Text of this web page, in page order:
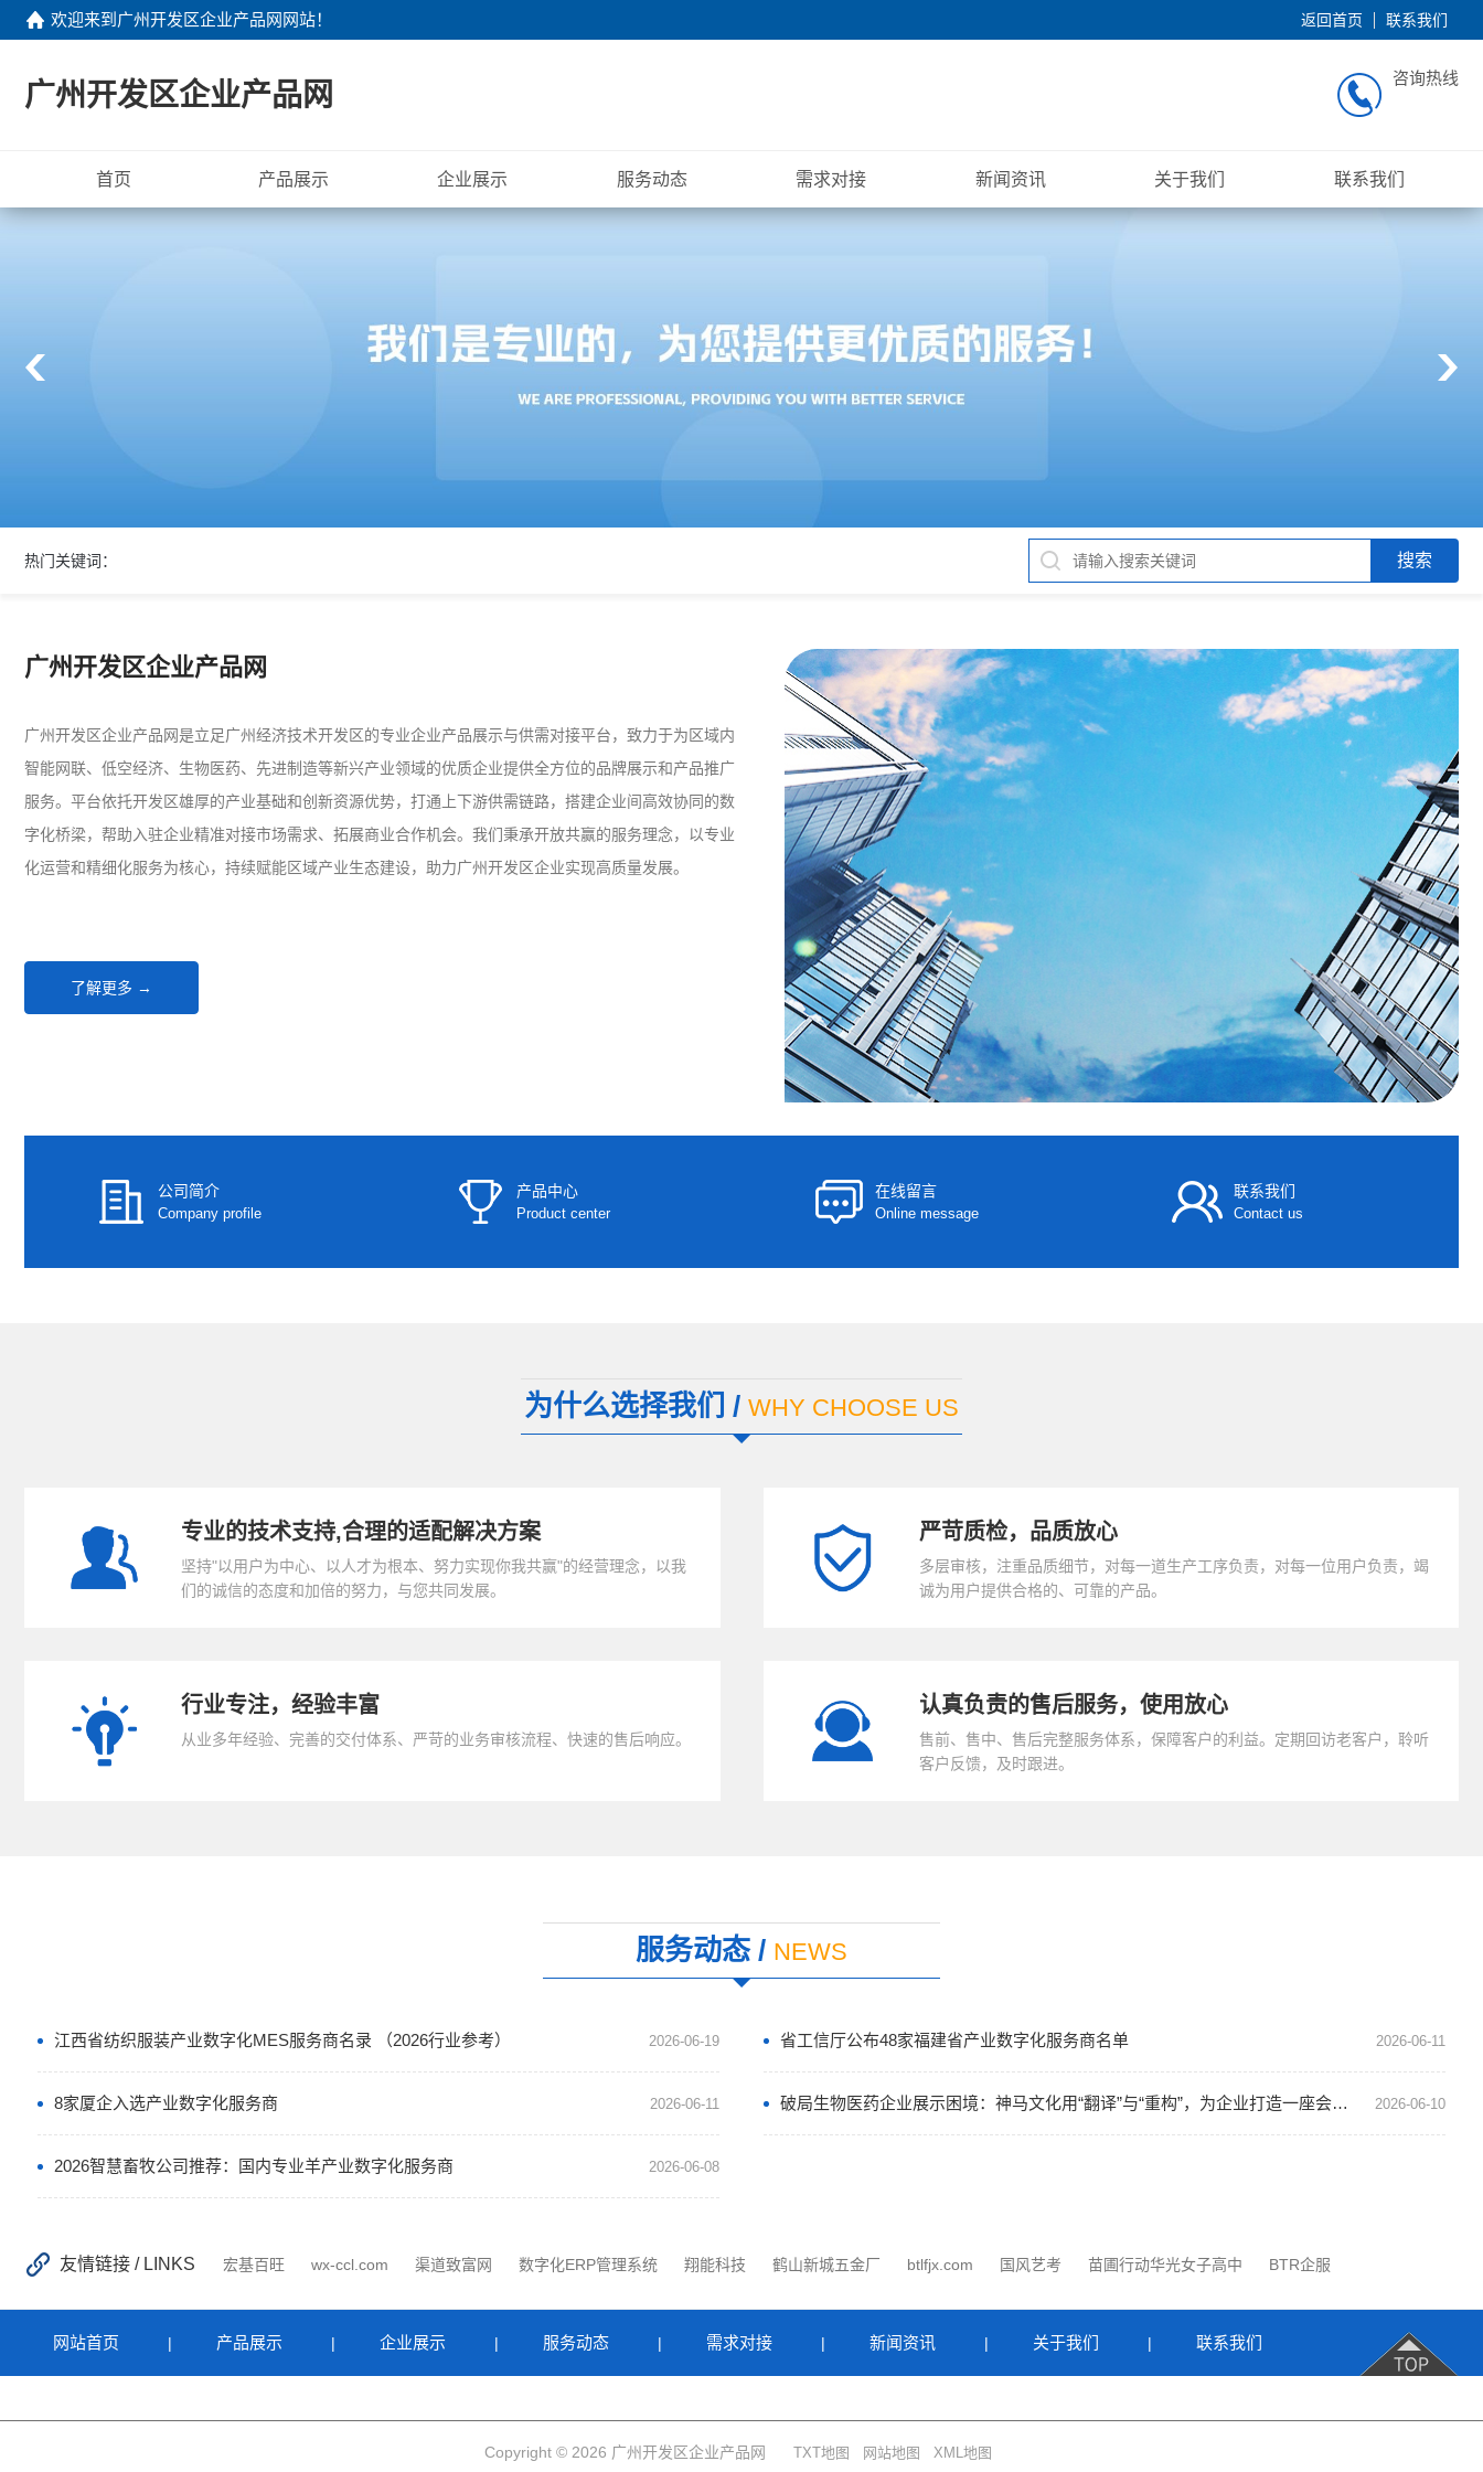
欢迎来到 广州开发区企业产品网网站！ 返回首页 联系我们
广州开发区企业产品网 咨询热线
首页 产品展示 企业展示 服务动态 需求对接 新闻资讯 关于我们 联系我们
热门关键词：
广州开发区企业产品网
广州开发区企业产品网是立足广州经济技术开发区的专业企业产品展示与供需对接平台，致力于为区域内
智能网联、低空经济、生物医药、先进制造等新兴产业领域的优质企业提供全方位的品牌展示和产品推广
服务。平台依托开发区雄厚的产业基础和创新资源优势，打通上下游供需链路，搭建企业间高效协同的数
字化桥梁，帮助入驻企业精准对接市场需求、拓展商业合作机会。我们秉承开放共赢的服务理念，以专业
化运营和精细化服务为核心，持续赋能区域产业生态建设，助力广州开发区企业实现高质量发展。
了解更多 →
公司简介
Company profile
产品中心
Product center
在线留言
Online message
联系我们
Contact us
为什么选择我们 / WHY CHOOSE US
专业的技术支持,合理的适配解决方案
坚持"以用户为中心、以人才为根本、努力实现你我共赢"的经营理念，以我
们的诚信的态度和加倍的努力，与您共同发展。
严苛质检，品质放心
多层审核，注重品质细节，对每一道生产工序负责，对每一位用户负责，竭
诚为用户提供合格的、可靠的产品。
行业专注，经验丰富
从业多年经验、完善的交付体系、严苛的业务审核流程、快速的售后响应。
认真负责的售后服务，使用放心
售前、售中、售后完整服务体系，保障客户的利益。定期回访老客户，聆听
客户反馈，及时跟进。
服务动态/ NEWS
江西省纺织服装产业数字化MES服务商名录 （2026行业参考） 2026-06-19 省工信厅公布48家福建省产业数字化服务商名单 2026-06-11
8家厦企入选产业数字化服务商 2026-06-11 破局生物医药企业展示困境：神马文化用“翻译”与“重构”，为企业打造一座会说话的营销终端|生物医药展厅|医疗器械展厅|企业展厅|神马文化展厅设计公司 2026-06-10
2026智慧畜牧公司推荐：国内专业羊产业数字化服务商 2026-06-08
友情链接 / LINKS 宏基百旺 wx-ccl.com 渠道致富网 数字化ERP管理系统 翔能科技 鹤山新城五金厂 btlfjx.com 国风艺考 苗圃行动华光女子高中 BTR企服
网站首页 | 产品展示 | 企业展示 | 服务动态 | 需求对接 | 新闻资讯 | 关于我们 | 联系我们
Copyright © 2026 广州开发区企业产品网 TXT地图 网站地图 XML地图